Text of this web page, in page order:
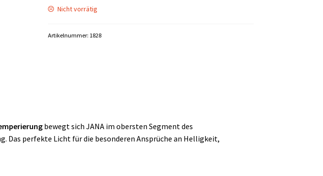
Nicht vorrätig
Artikelnummer: 1828
bewegt sich JANA im obersten Segment des
Das perfekte Licht für die besonderen Ansprüche an Helligkeit,